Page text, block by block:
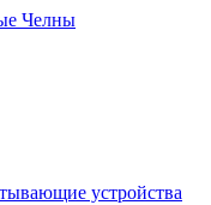
Челны
устройства